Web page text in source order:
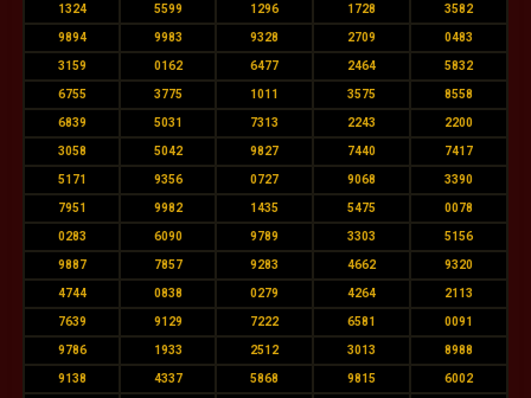
1324 5599 1296 1728 3582
9894 9983 9328 2709 0483
3159 0162 6477 2464 5832
6755 3775 1011 3575 8558
6839 5031 7313 2243 2200
3058 5042 9827 7440 7417
5171 9356 0727 9068 3390
7951 9982 1435 5475 0078
0283 6090 9789 3303 5156
9887 7857 9283 4662 9320
4744 0838 0279 4264 2113
7639 9129 7222 6581 0091
9786 1933 2512 3013 8988
9138 4337 5868 9815 6002